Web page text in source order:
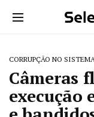
CORRUPÇÃO NO
Câmeras
execução